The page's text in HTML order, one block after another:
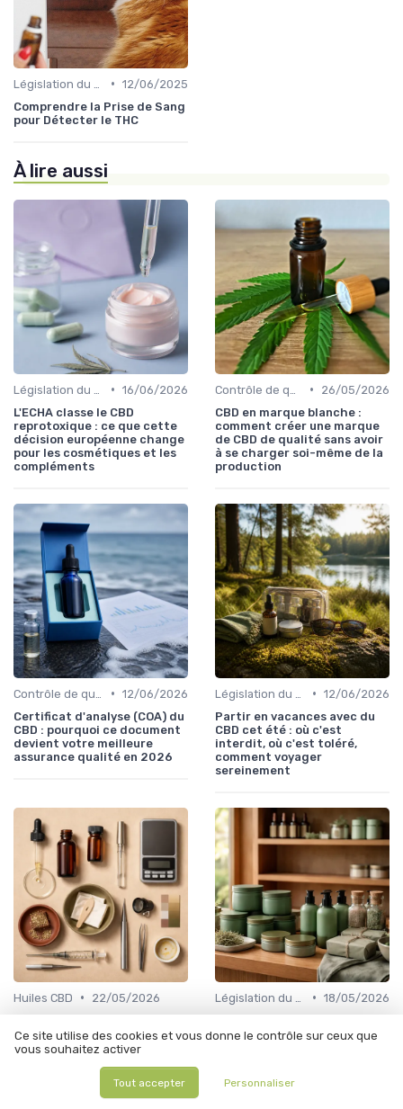
• 12/06/2025
Comprendre la Prise de Sang
pour Détecter le THC
À lire aussi
• 16/06/2026
L'ECHA classe le CBD
reprotoxique : ce que cette
décision européenne change
pour les cosmétiques et les
compléments
•
26/05/2026
CBD en marque blanche :
comment créer une marque
de CBD de qualité sans avoir
à se charger soi-même de la
production
• 12/06/2026
Certificat d'analyse (COA) du
CBD : pourquoi ce document
devient votre meilleure
assurance qualité en 2026
• 12/06/2026
Partir en vacances avec du
CBD cet été : où c'est
interdit, où c'est toléré,
comment voyager
sereinement
Huiles CBD •
22/05/2026
2026 : faut-il jeter son
flacon ou peut-on encore
• 18/05/2026
depuis le 15 mai : ce qui reste
Ce site utilise des cookies et vous donne le contrôle sur ceux que
vous souhaitez activer
Tout accepter Personnaliser